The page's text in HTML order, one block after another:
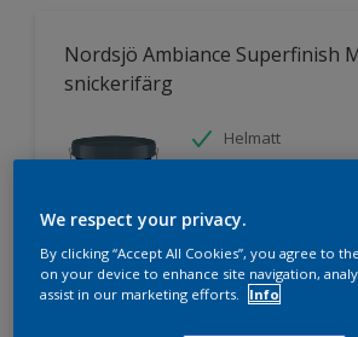
Nordsjö Ambiance Superfinish
snickerifärg
Helmatt
We respect your privacy.
By clicking “Accept All Cookies”, you agree to
on your device to enhance site navigation,
assist in our marketing efforts.
Info